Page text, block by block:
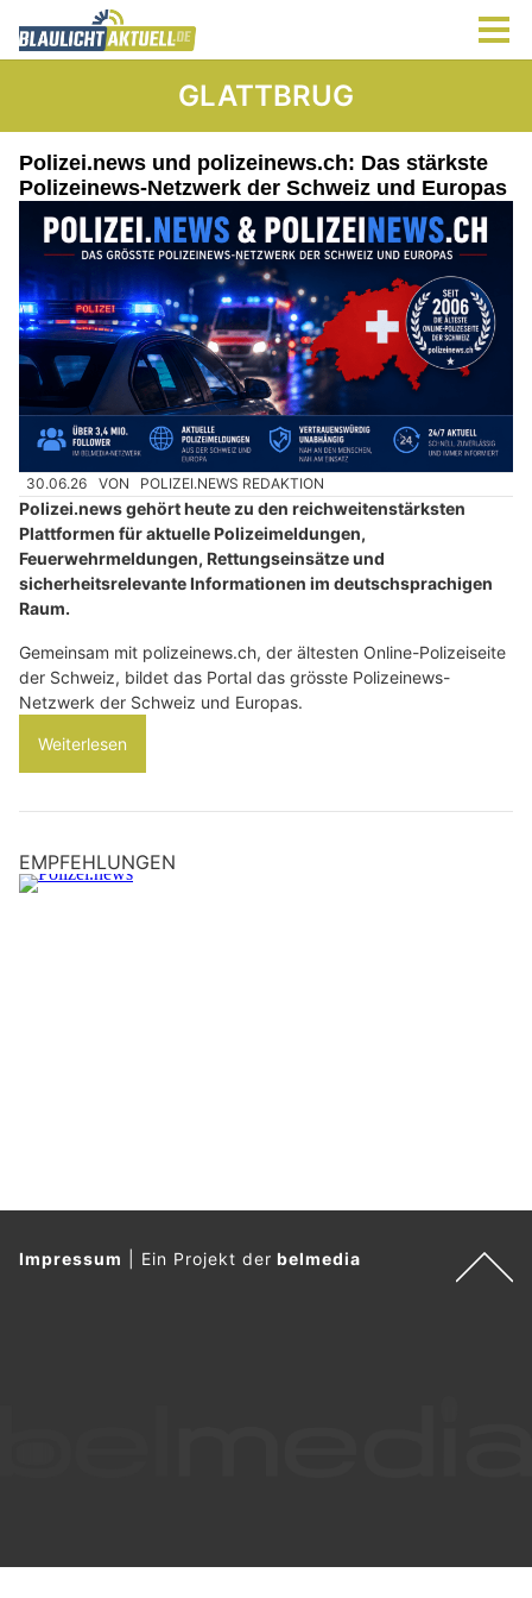
GLATTBRUG
Polizei.news und polizeinews.ch: Das stärkste
Polizeinews-Netzwerk der Schweiz und Europas
30.06.26 VON POLIZEI.NEWS REDAKTION
Polizei.news gehört heute zu den reichweitenstärksten
Plattformen für aktuelle Polizeimeldungen,
Feuerwehrmeldungen, Rettungseinsätze und
sicherheitsrelevante Informationen im deutschsprachigen
Raum.
Gemeinsam mit polizeinews.ch, der ältesten Online-Polizeiseite
der Schweiz, bildet das Portal das grösste Polizeinews-
Netzwerk der Schweiz und Europas.
Weiterlesen
EMPFEHLUNGEN
Impressum Ein Projekt derbelmedia